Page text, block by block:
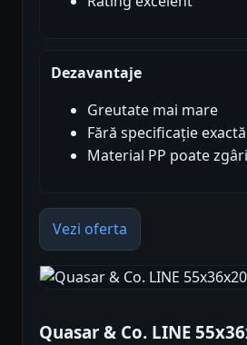
Dezavantaje
Greutate mai mare
Fără specificație
Material PP poate
Vezi oferta
Quasar & Co. LINE